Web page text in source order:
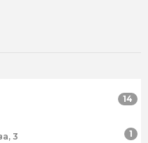
14
3 1